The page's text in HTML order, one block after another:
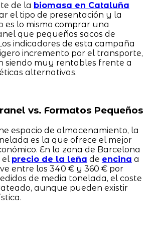
de la biomasa en Cataluña
el tipo de presentación y la
es lo mismo comprar una
que pequeños sacos de
indicadores de esta campaña
incremento por el transporte,
siendo muy rentables frente a
alternativas.
vs. Formatos Pequeños
espacio de almacenamiento, la
es la que ofrece el mejor
En la zona de Barcelona
el precio de la leña de encina a
entre los 340 € y 360 € por
de media tonelada, el coste
aunque pueden existir